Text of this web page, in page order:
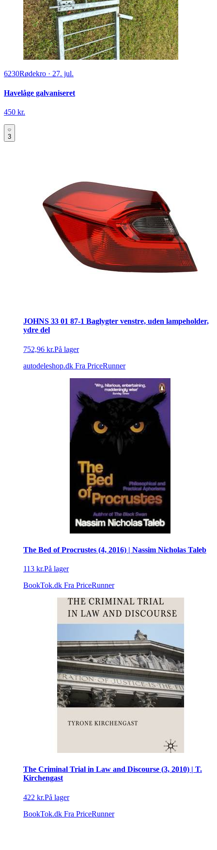
6230Rødekro · 27. jul.
Havelåge galvaniseret
450 kr.
3
JOHNS 33 01 87-1 Baglygter venstre, uden lampeholder,
ydre del
752,96 kr.På lager
autodeleshop.dk Fra PriceRunner
The Bed of Procrustes (4, 2016) | Nassim Nicholas Taleb
113 kr.På lager
BookTok.dk Fra PriceRunner
The Criminal Trial in Law and Discourse (3, 2010) | T.
Kirchengast
422 kr.På lager
BookTok.dk Fra PriceRunner